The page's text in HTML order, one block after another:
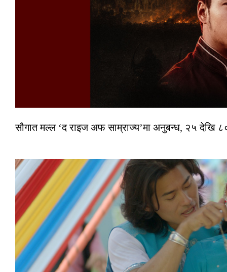
सौगात मल्ल ‘द राइज अफ साम्राज्य’मा अनुबन्ध, २५ देखि